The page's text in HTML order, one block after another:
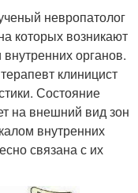
невропатолог
которых возникают
органов.
клиницист
Состояние
на внешний вид зон
внутренних
связана с их